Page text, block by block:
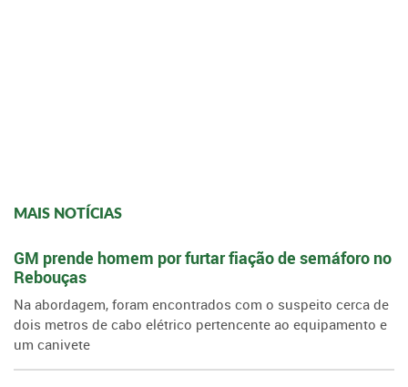
MAIS NOTÍCIAS
GM prende homem por furtar fiação de semáforo no
Rebouças
Na abordagem, foram encontrados com o suspeito cerca de
dois metros de cabo elétrico pertencente ao equipamento e
um canivete